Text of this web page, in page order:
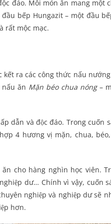
đáo. Mỗi món ăn mang một
bếp Hungazit – một đầu
rất mộc mạc.
ra các công thức nấu
ăn Mặn béo chua nóng–
dẫn và độc đáo. Trong cuốn
4 hương vị mặn, chua,
cho hàng nghìn học viên.
dư… Chính vì vậy, cuốn
nghiệp và nghiệp dư sẽ
hơn.